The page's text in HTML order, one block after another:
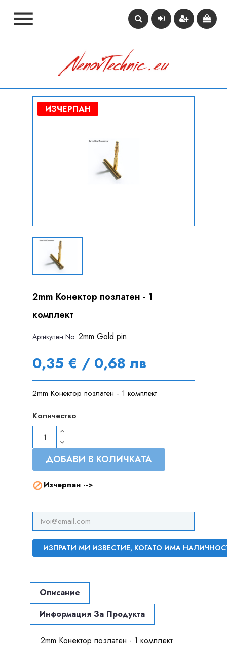

ИЗЧЕРПАН
2mm Конектор позлатен - 1
комплект
Артикулен Nо: 2mm Gold pin
0,35 € / 0,68 лв
2mm Конектор позлатен - 1 комплект
Количество
ДОБАВИ В КОЛИЧКАТА
 Изчерпан -->
ИЗПРАТИ МИ ИЗВЕСТИЕ, КОГАТО ИМА
Описание
Информация За Продукта
2mm Конектор позлатен - 1 комплект